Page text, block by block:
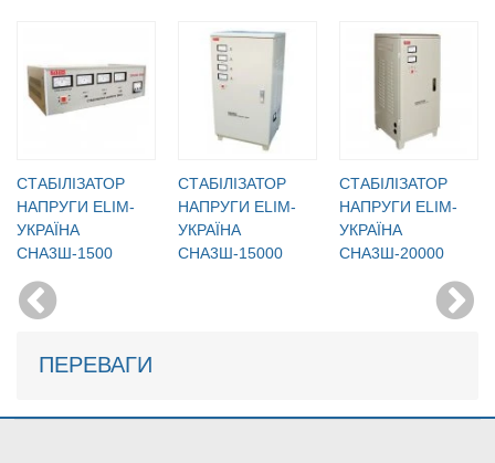
CТАБІЛІЗАТОР
НАПРУГИ ELIM-
УКРАЇНА
СНА3Ш-1500
CТАБІЛІЗАТОР
НАПРУГИ ELIM-
УКРАЇНА
СНА3Ш-15000
CТАБІЛІЗАТОР
НАПРУГИ ELIM-
УКРАЇНА
СНА3Ш-20000
ПЕРЕВАГИ